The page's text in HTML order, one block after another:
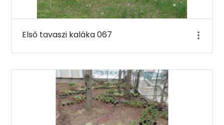
Első tavaszi kaláka 067